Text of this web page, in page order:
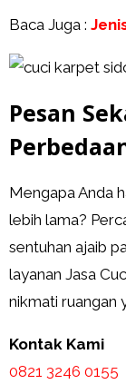
Baca Juga :
Pesan
Mengapa Anda
lebih lama?
sentuhan ajaib
layanan Jasa
nikmati ruangan
Kontak Kami
0821 3246 0155​